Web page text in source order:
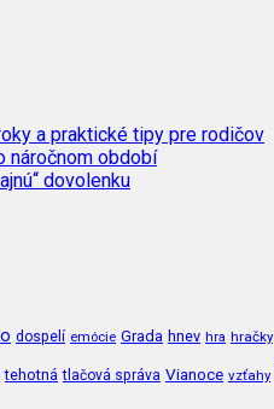
a praktické tipy pre rodičov
náročnom období
dovolenku
dospelí emócie Grada hnev hra hračky
tehotná tlačová správa Vianoce vzťahy